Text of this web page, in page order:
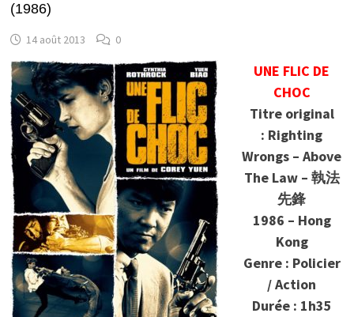
(1986)
14 août 2013 0
UNE FLIC DE
CHOC
Titre original
: Righting
Wrongs – Above
The Law – 執法
先鋒
1986 – Hong
Kong
Genre : Policier
/ Action
Durée : 1h35